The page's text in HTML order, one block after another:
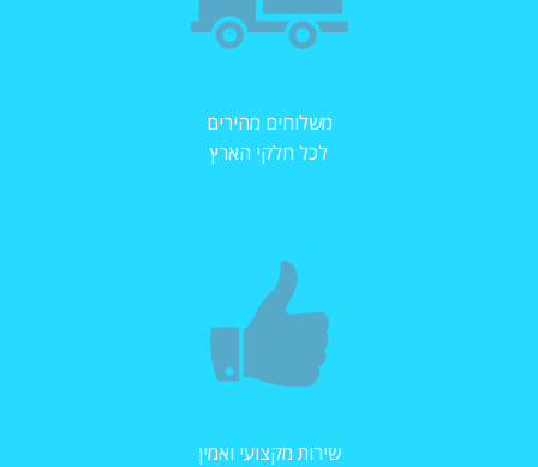
משלוחים מהירים
לכל חלקי הארץ
שירות מקצועי ואמין